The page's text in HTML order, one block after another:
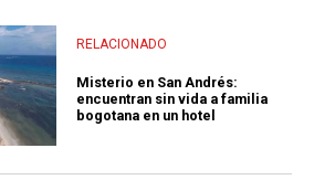
RELACIONADO
Misterio en San Andrés:
encuentran sin vida a familia
bogotana en un hotel